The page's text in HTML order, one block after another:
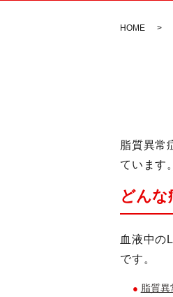
HOME
脂質異常
ています。
どんな
血液中の
です。
脂質異